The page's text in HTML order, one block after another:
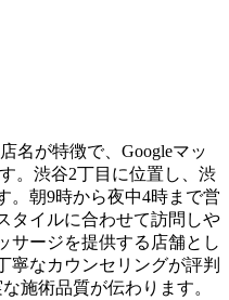
名が特徴で、Googleマッ
。渋谷2丁目に位置し、渋
。朝9時から夜中4時まで営
タイルに合わせて訪問しや
サージを提供する店舗とし
寧なカウンセリングが評判
施術品質が伝わります。